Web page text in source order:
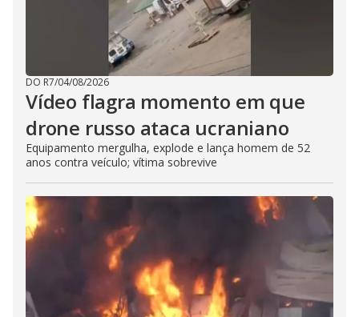
DO R7/04/08/2026
Vídeo flagra momento em que
drone russo ataca ucraniano
Equipamento mergulha, explode e lança homem de 52
anos contra veículo; vítima sobrevive